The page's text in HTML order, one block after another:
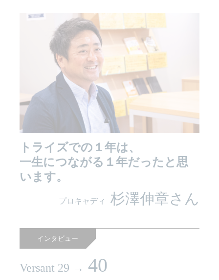
トライズでの１年は、
一生につながる１年だったと思
います。
プロキャディ 杉澤伸章さん
インタビュー
Versant 29 → 40